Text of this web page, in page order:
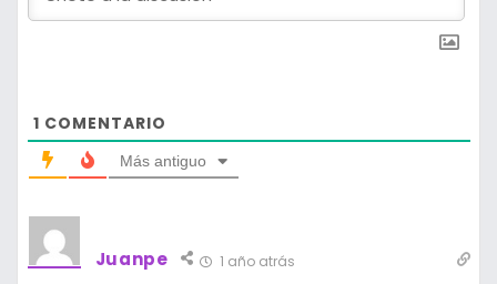
1 COMENTARIO
Más antiguo
Juanpe 1 año atrás